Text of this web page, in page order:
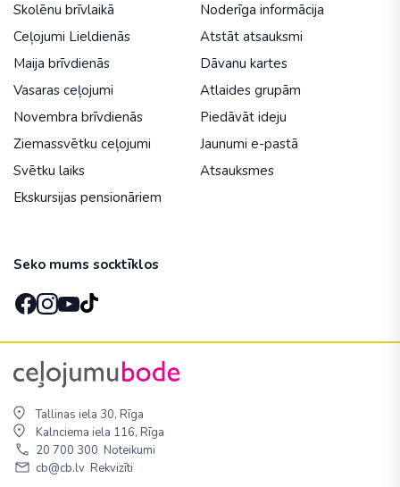
Skolēnu brīvlaikā
Ceļojumi Lieldienās
Maija brīvdienās
Vasaras ceļojumi
Novembra brīvdienās
Ziemassvētku ceļojumi
Svētku laiks
Ekskursijas pensionāriem
Noderīga informācija
Atstāt atsauksmi
Dāvanu kartes
Atlaides grupām
Piedāvāt ideju
Jaunumi e-pastā
Atsauksmes
Seko mums socktīklos
Tallinas iela 30, Rīga
Kalnciema iela 116, Rīga
20 700 300 Noteikumi
cb@cb.lv Rekvizīti